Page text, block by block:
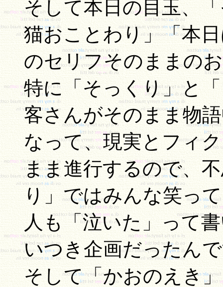
そして本日の目玉、
猫おことわり」「本
のセリフそのままの
特に「そっくり」と
客さんがそのまま物
なって、現実とフィ
まま進行するので、
り」ではみんな笑っ
人も「泣いた」って
いつき企画だったん
そして「かおのえき